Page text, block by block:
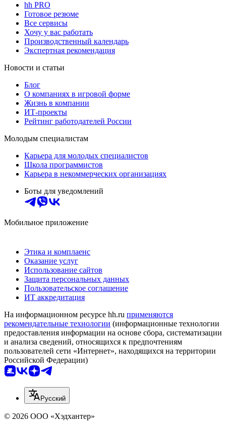
hh PRO
Готовое резюме
Все сервисы
Хочу у вас работать
Производственный календарь
Экспертная рекомендация
Новости и статьи
Блог
О компаниях в игровой форме
Жизнь в компании
ИТ-проекты
Рейтинг работодателей России
Молодым специалистам
Карьера для молодых специалистов
Школа программистов
Карьера в некоммерческих организациях
Боты для уведомлений
Мобильное приложение
Этика и комплаенс
Оказание услуг
Использование сайтов
Защита персональных данных
Пользовательское соглашение
ИТ аккредитация
На информационном ресурсе hh.ru применяются
рекомендательные технологии (информационные технологии
предоставления информации на основе сбора, систематизации
и анализа сведений, относящихся к предпочтениям
пользователей сети «Интернет», находящихся на территории
Российской Федерации)
Русский
© 2026 ООО «Хэдхантер»